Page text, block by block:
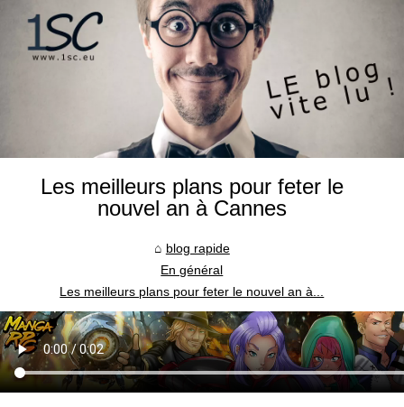
Les meilleurs plans pour feter le
nouvel an à Cannes
blog rapide
En général
Les meilleurs plans pour feter le nouvel an à...